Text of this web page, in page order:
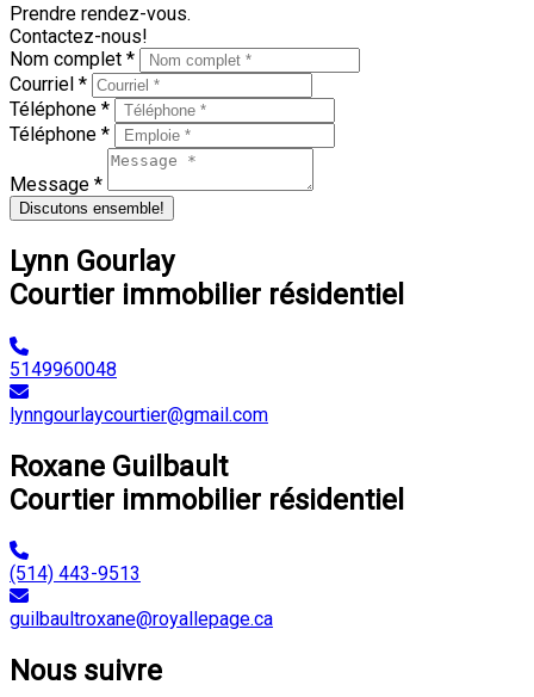
Prendre rendez-vous.
Contactez-nous!
Nom complet *
Courriel *
Téléphone *
Téléphone *
Message *
Discutons ensemble!
Lynn Gourlay
Courtier immobilier résidentiel
5149960048
lynngourlaycourtier@gmail.com
Roxane Guilbault
Courtier immobilier résidentiel
(514) 443-9513
guilbaultroxane@royallepage.ca
Nous suivre